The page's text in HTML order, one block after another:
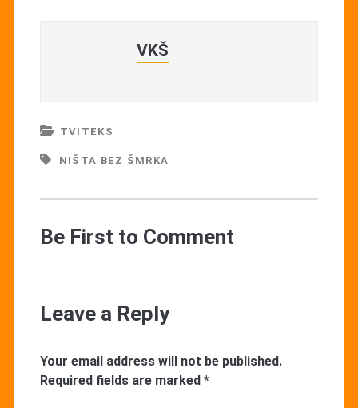
VKŠ
TVITEKS
NIŠTA BEZ ŠMRKA
Be First to Comment
Leave a Reply
Your email address will not be published.
Required fields are marked *